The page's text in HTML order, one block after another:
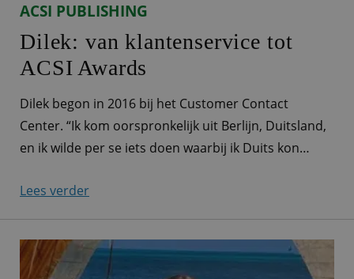
ACSI PUBLISHING
Dilek: van klantenservice tot
ACSI Awards
Dilek begon in 2016 bij het Customer Contact
Center. “Ik kom oorspronkelijk uit Berlijn, Duitsland,
en ik wilde per se iets doen waarbij ik Duits kon
behalve een maand in een winkel, en sprak ook nog
ik bij ACSI terecht. Ik
Lees verder